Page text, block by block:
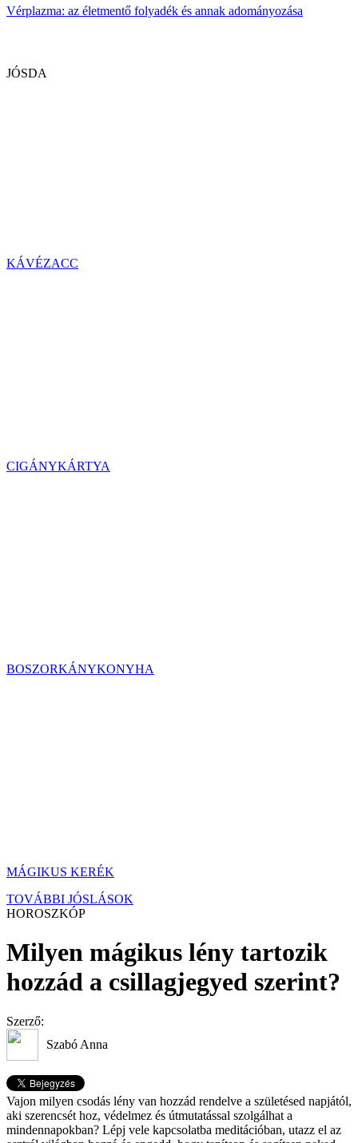
Vérplazma: az életmentő folyadék és annak adományozása
JÓSDA
KÁVÉZACC
CIGÁNYKÁRTYA
BOSZORKÁNYKONYHA
MÁGIKUS KERÉK
TOVÁBBI JÓSLÁSOK
HOROSZKÓP
Milyen mágikus lény tartozik
hozzád a csillagjegyed szerint?
Szerző:
Szabó Anna
Vajon milyen csodás lény van hozzád rendelve a születésed napjától,
aki szerencsét hoz, védelmez és útmutatással szolgálhat a
mindennapokban? Lépj vele kapcsolatba meditációban, utazz el az